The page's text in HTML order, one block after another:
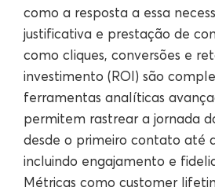
como a resposta a essa
justificativa e prestação de
como cliques, conversões e
investimento (ROI) são
ferramentas analíticas
permitem rastrear a jornada
desde o primeiro contato até
incluindo engajamento e
Métricas como customer